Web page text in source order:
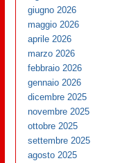
giugno 2026
maggio 2026
aprile 2026
marzo 2026
febbraio 2026
gennaio 2026
dicembre 2025
novembre 2025
ottobre 2025
settembre 2025
agosto 2025